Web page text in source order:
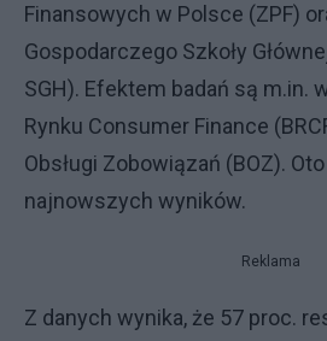
Finansowych w Polsce (ZPF)
Gospodarczego Szkoły
SGH). Efektem badań są m.in.
Rynku Consumer Finance
Obsługi Zobowiązań (BOZ).
najnowszych wyników.
Reklama
Z danych wynika, że 57 proc.